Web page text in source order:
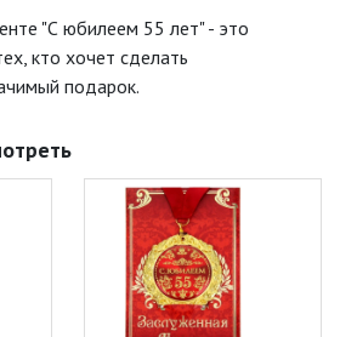
"С юбилеем 55 лет" - это
кто хочет сделать
подарок.